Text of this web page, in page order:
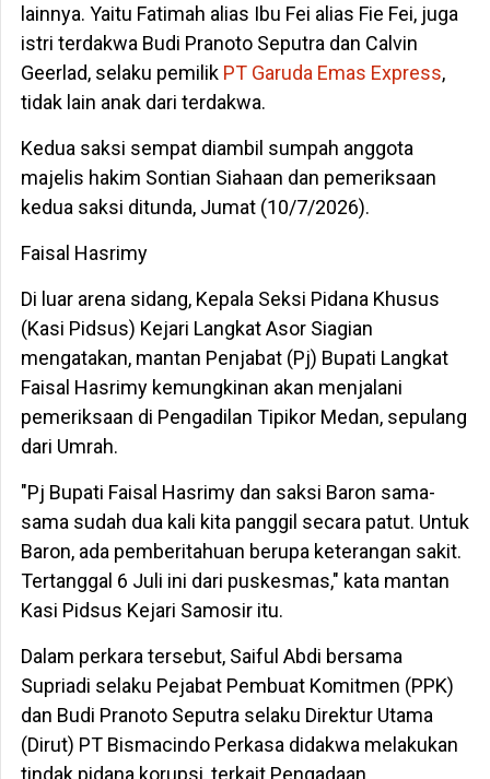
lainnya. Yaitu Fatimah alias Ibu Fei alias Fie Fei, juga
istri terdakwa Budi Pranoto Seputra dan Calvin
Geerlad, selaku pemilik PT Garuda Emas Express,
tidak lain anak dari terdakwa.
Kedua saksi sempat diambil sumpah anggota
majelis hakim Sontian Siahaan dan pemeriksaan
kedua saksi ditunda, Jumat (10/7/2026).
Faisal Hasrimy
Di luar arena sidang, Kepala Seksi Pidana Khusus
(Kasi Pidsus) Kejari Langkat Asor Siagian
mengatakan, mantan Penjabat (Pj) Bupati Langkat
Faisal Hasrimy kemungkinan akan menjalani
pemeriksaan di Pengadilan Tipikor Medan, sepulang
dari Umrah.
"Pj Bupati Faisal Hasrimy dan saksi Baron sama-
sama sudah dua kali kita panggil secara patut. Untuk
Baron, ada pemberitahuan berupa keterangan sakit.
Tertanggal 6 Juli ini dari puskesmas," kata mantan
Kasi Pidsus Kejari Samosir itu.
Dalam perkara tersebut, Saiful Abdi bersama
Supriadi selaku Pejabat Pembuat Komitmen (PPK)
dan Budi Pranoto Seputra selaku Direktur Utama
(Dirut) PT Bismacindo Perkasa didakwa melakukan
tindak pidana korupsi, terkait Pengadaan